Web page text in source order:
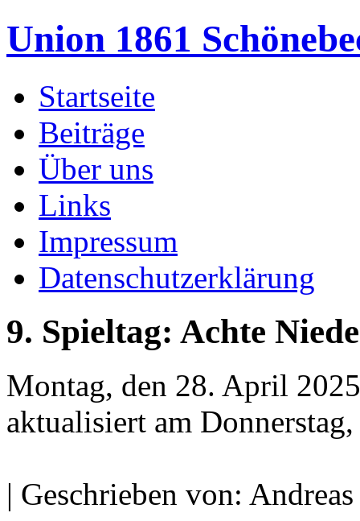
Union 1861
Startseite
Beiträge
Über uns
Links
Impressum
Datenschutzerklärung
9. Spieltag: Achte
Montag, den 28. April
aktualisiert am
| Geschrieben von: